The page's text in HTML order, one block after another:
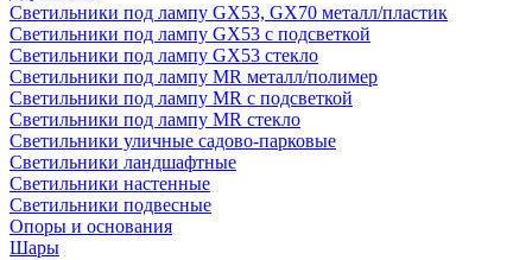
Светильники под лампу GX53, GX70 металл/пластик
Светильники под лампу GX53 с подсветкой
Светильники под лампу GX53 стекло
Светильники под лампу MR металл/полимер
Светильники под лампу MR с подсветкой
Светильники под лампу MR стекло
Светильники уличные садово-парковые
Светильники ландшафтные
Светильники настенные
Светильники подвесные
Опоры и основания
Шары